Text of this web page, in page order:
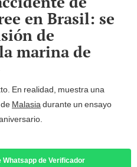
en Brasil: se
de
marina de
En realidad, muestra una
Malasiadurante un ensayo
Whatsapp de Verificador